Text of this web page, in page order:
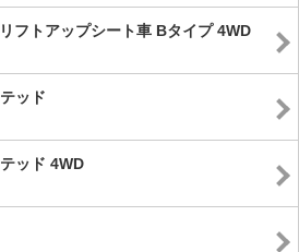
フトアップシート車 Bタイプ 4WD
ッド
ッド 4WD